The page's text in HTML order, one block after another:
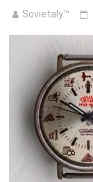
Sovietaly™